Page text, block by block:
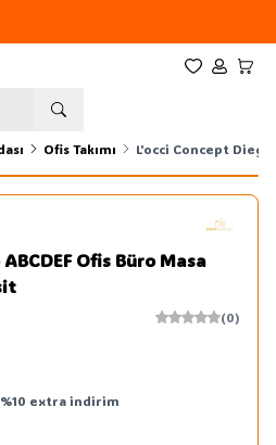
Favorilerim
Hesabım
Ofis Takımı L'occi Concept Diego
Ofis Büro Masa
(0)
%10 extra indirim